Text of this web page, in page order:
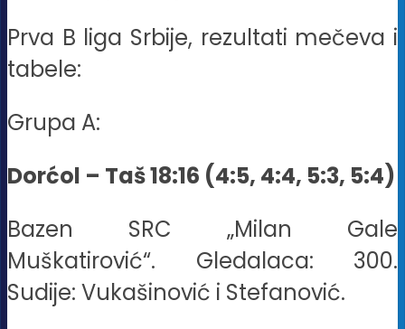
Prva B liga Srbije, rezultati mečeva i
tabele:
Grupa A:
Dorćol – Taš 18:16 (4:5, 4:4, 5:3, 5:4)
Bazen SRC „Milan Gale
Muškatirović“. Gledalaca: 300.
Sudije: Vukašinović i Stefanović.